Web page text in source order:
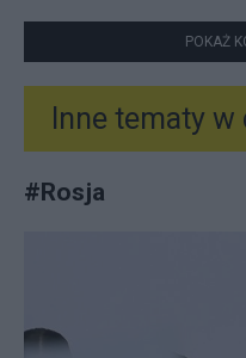
POKAŻ
Inne tematy w
#Rosja